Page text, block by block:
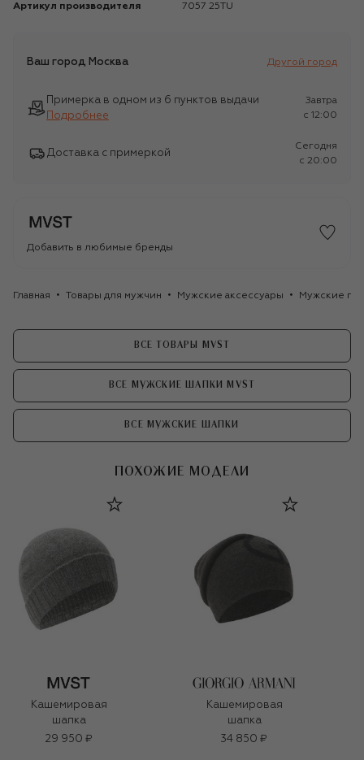
Артикул производителя 7057 25TU
Ваш город Москва Другой город
Примерка в одном из 6 пунктов выдачи
Подробнее
Завтра
c 12:00
Доставка с примеркой
Сегодня
c 20:00
Добавить в любимые бренды
Главная Товары для мужчин Мужские аксессуары Мужские
ВСЕ ТОВАРЫ MVST
ВСЕ МУЖСКИЕ ШАПКИ MVST
ВСЕ МУЖСКИЕ ШАПКИ
ПОХОЖИЕ МОДЕЛИ
Кашемировая
шапка
29 950 ₽
Кашемировая
шапка
34 850 ₽